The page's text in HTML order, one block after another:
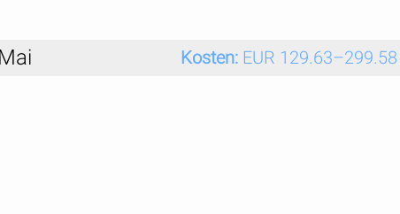
Kosten: EUR 129.63–299.58